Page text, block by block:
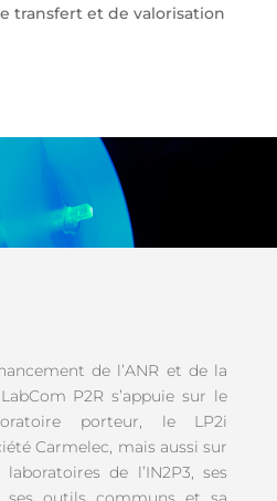
transfert et de valorisation
de l’ANR et de la
P2R s’appuie sur le
porteur, le LP2i
Carmelec, mais aussi sur
de l’IN2P3, ses